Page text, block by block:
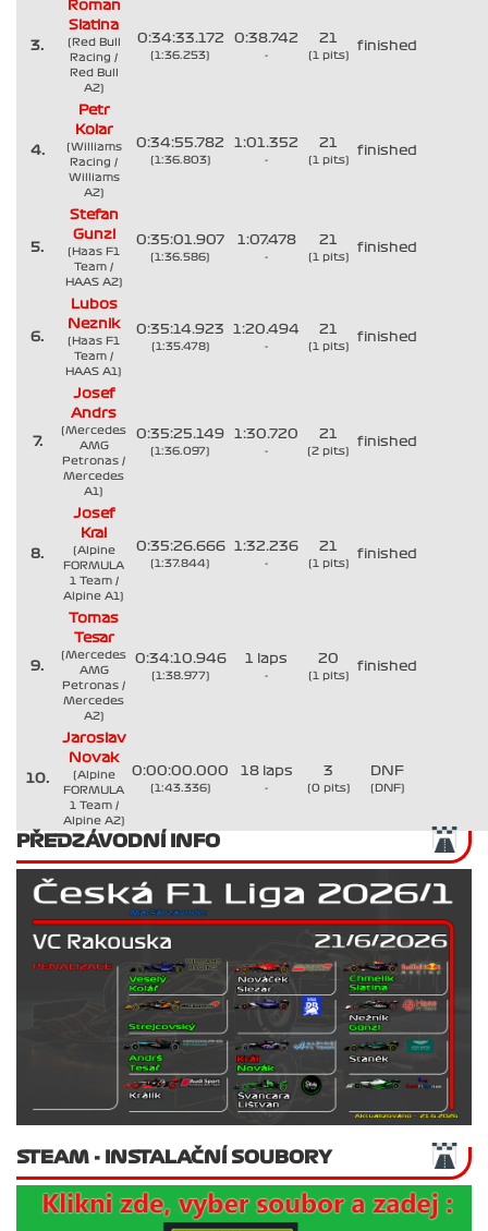
3.
Roman
Slatina
(Red Bull
Racing /
Red Bull
A2)
0:34:33.172
(1:36.253)
0:38.742
-
21
(1 pits)
finished
4.
Petr
Kolar
(Williams
Racing /
Williams
A2)
0:34:55.782
(1:36.803)
1:01.352
-
21
(1 pits)
finished
5.
Stefan
Gunzl
(Haas F1
Team /
HAAS A2)
0:35:01.907
(1:36.586)
1:07.478
-
21
(1 pits)
finished
6.
Lubos
Neznik
(Haas F1
Team /
HAAS A1)
0:35:14.923
(1:35.478)
1:20.494
-
21
(1 pits)
finished
7.
Josef
Andrs
(Mercedes
AMG
Petronas /
Mercedes
A1)
0:35:25.149
(1:36.097)
1:30.720
-
21
(2 pits)
finished
8.
Josef
Kral
(Alpine
FORMULA
1 Team /
Alpine A1)
0:35:26.666
(1:37.844)
1:32.236
-
21
(1 pits)
finished
9.
Tomas
Tesar
(Mercedes
AMG
Petronas /
Mercedes
A2)
0:34:10.946
(1:38.977)
1 laps
-
20
(1 pits)
finished
10.
Jaroslav
Novak
(Alpine
FORMULA
1 Team /
Alpine A2)
0:00:00.000
(1:43.336)
18 laps
-
3
(0 pits)
DNF
(DNF)
PŘEDZÁVODNÍ INFO
STEAM - INSTALAČNÍ SOUBORY